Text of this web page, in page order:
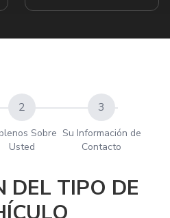
2
Sobre
Usted
3
Su Información de
Contacto
DEL TIPO DE